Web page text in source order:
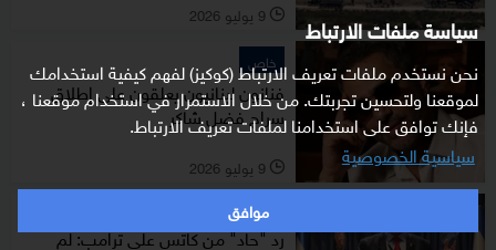
سياسة ملفات الارتباط
نحن نستخدم ملفات تعريف الارتباط (كوكيز) لفهم كيفية استخدامك
لموقعنا ولتحسين تجربتك. من خلال الاستمرار في استخدام موقعنا ،
فإنك توافق على استخدامنا لملفات تعريف الارتباط.
سياسية الخصوصية
موافق
l 9 يوليو 2026
خاص
فنانون لبنانيون يعلقون على إطلاق
سراح فضل شاكر
l 9 يوليو 2026
شرق أوسط
رد "حاد" من كاتس على ترامب: لم